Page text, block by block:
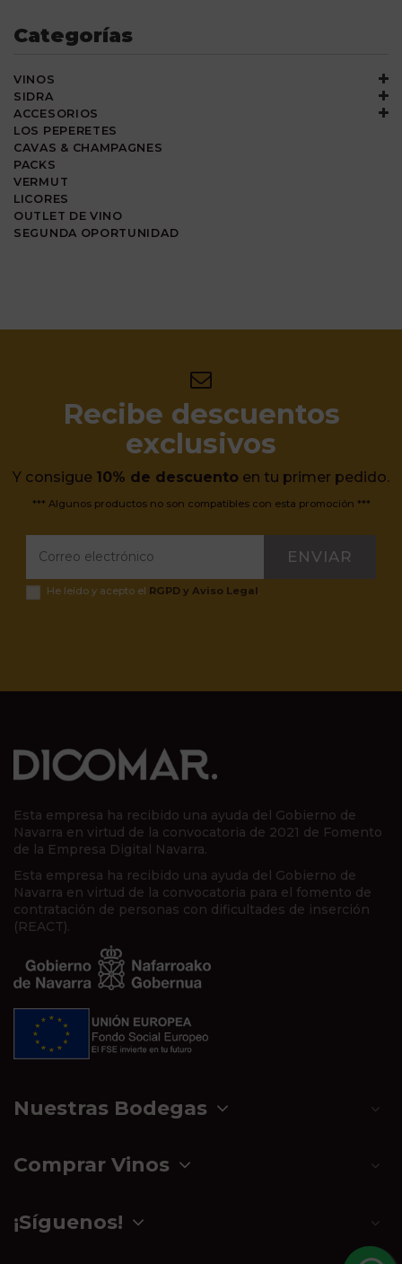
Categorías
VINOS
SIDRA
ACCESORIOS
LOS PEPERETES
CAVAS & CHAMPAGNES
PACKS
VERMUT
LICORES
OUTLET DE VINO
SEGUNDA OPORTUNIDAD
Recibe descuentos
exclusivos
Y consigue 10% de descuento en tu primer pedido.
*** Algunos productos no son compatibles con esta promoción ***
ENVIAR
He leído y acepto el RGPD y Aviso Legal.
Esta empresa ha recibido una ayuda del Gobierno de
Navarra en virtud de la convocatoria de 2021 de Fomento
de la Empresa Digital Navarra.
Esta empresa ha recibido una ayuda del Gobierno de
Navarra en virtud de la convocatoria para el fomento de
contratación de personas con dificultades de inserción
(REACT).
Nuestras Bodegas
Comprar Vinos
¡Síguenos!